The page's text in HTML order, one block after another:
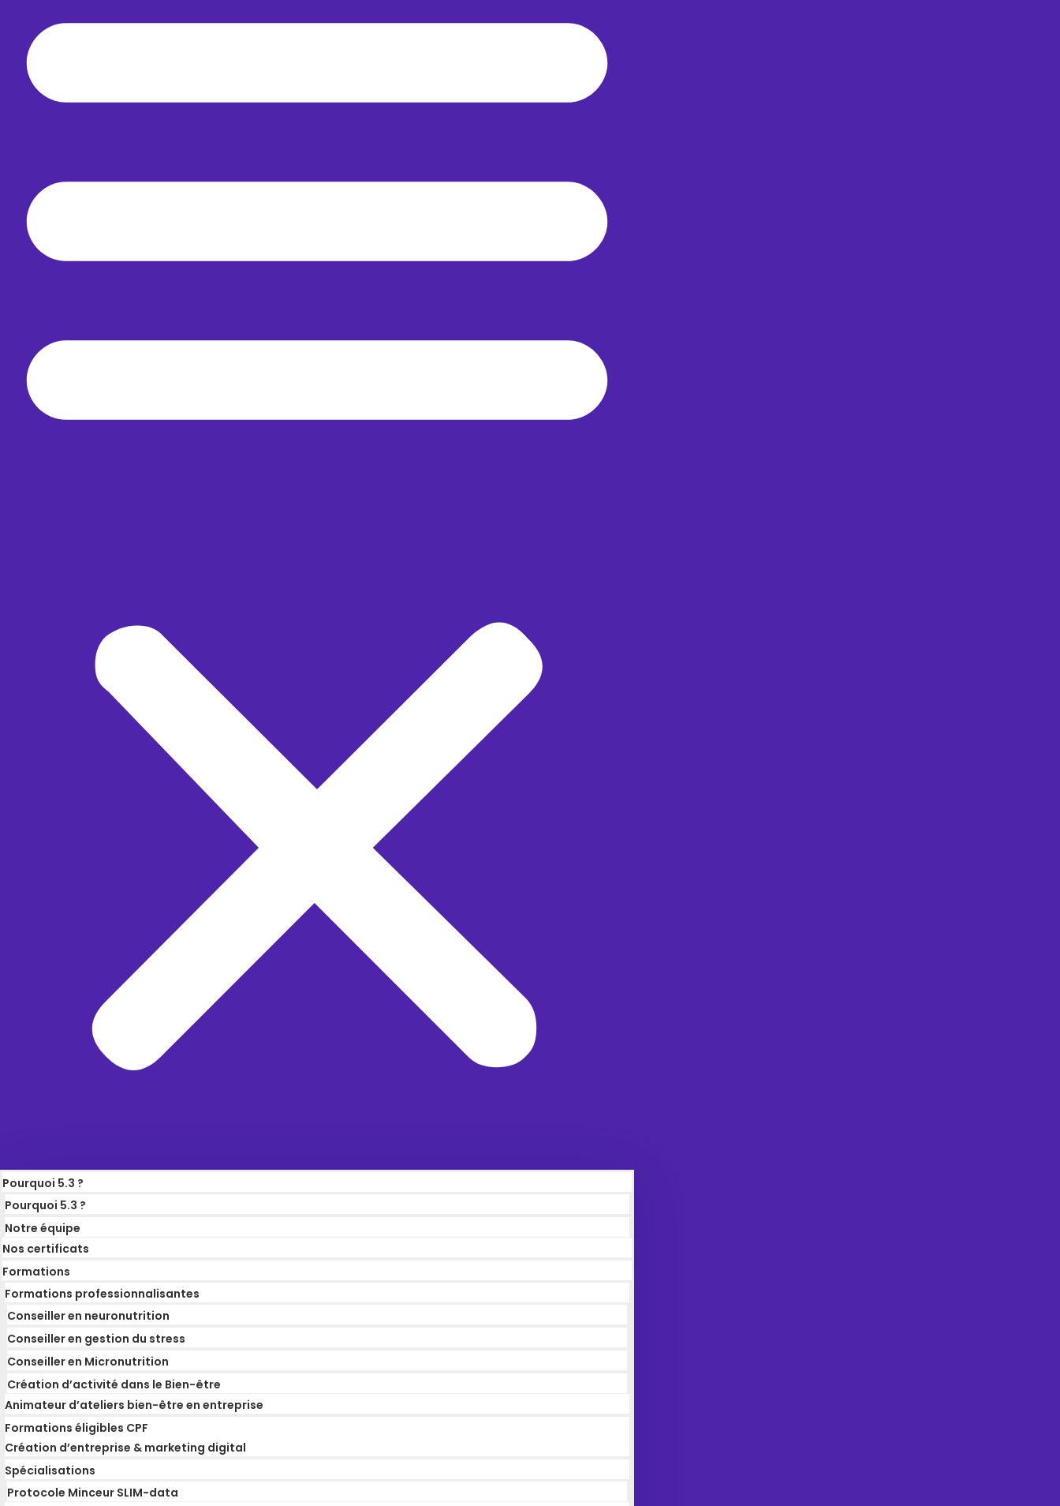
Pourquoi 5.3 ?
Pourquoi 5.3 ?
Notre équipe
Nos certificats
Formations
Formations professionnalisantes
Conseiller en neuronutrition
Conseiller en gestion du stress
Conseiller en Micronutrition
Création d’activité dans le Bien-être
Animateur d’ateliers bien-être en entreprise
Formations éligibles CPF
Création d’entreprise & marketing digital
Spécialisations
Protocole Minceur SLIM-data